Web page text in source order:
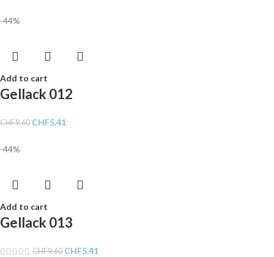
-44%
Add to cart
Gellack 012
CHF9.60 CHF5.41
-44%
Add to cart
Gellack 013
CHF9.60 CHF5.41